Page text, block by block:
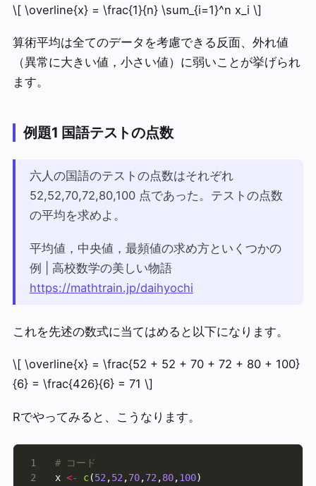
\[ \overline{x} = \frac{1}{n} \sum_{i=1}^n x_i \]
算術平均は全てのデータを考慮できる反面、外れ値
（異常に大きい値，小さい値）に弱いことが挙げられ
ます。
例題1 国語テストの点数
六人の国語のテストの点数はそれぞれ
52,52,70,72,80,100 点であった。テストの点数
の平均を求めよ。
平均値，中央値，最頻値の求め方といくつかの
例 | 高校数学の美しい物語
https://mathtrain.jp/daihyochi
これを先述の数式に当てはめると以下になります。
\[ \overline{x} = \frac{52 + 52 + 70 + 72 + 80 + 100}
{6} = \frac{426}{6} = 71 \]
Rでやってみると、こうなります。
1
# コード
x <- c(52,52,70,72,80,100